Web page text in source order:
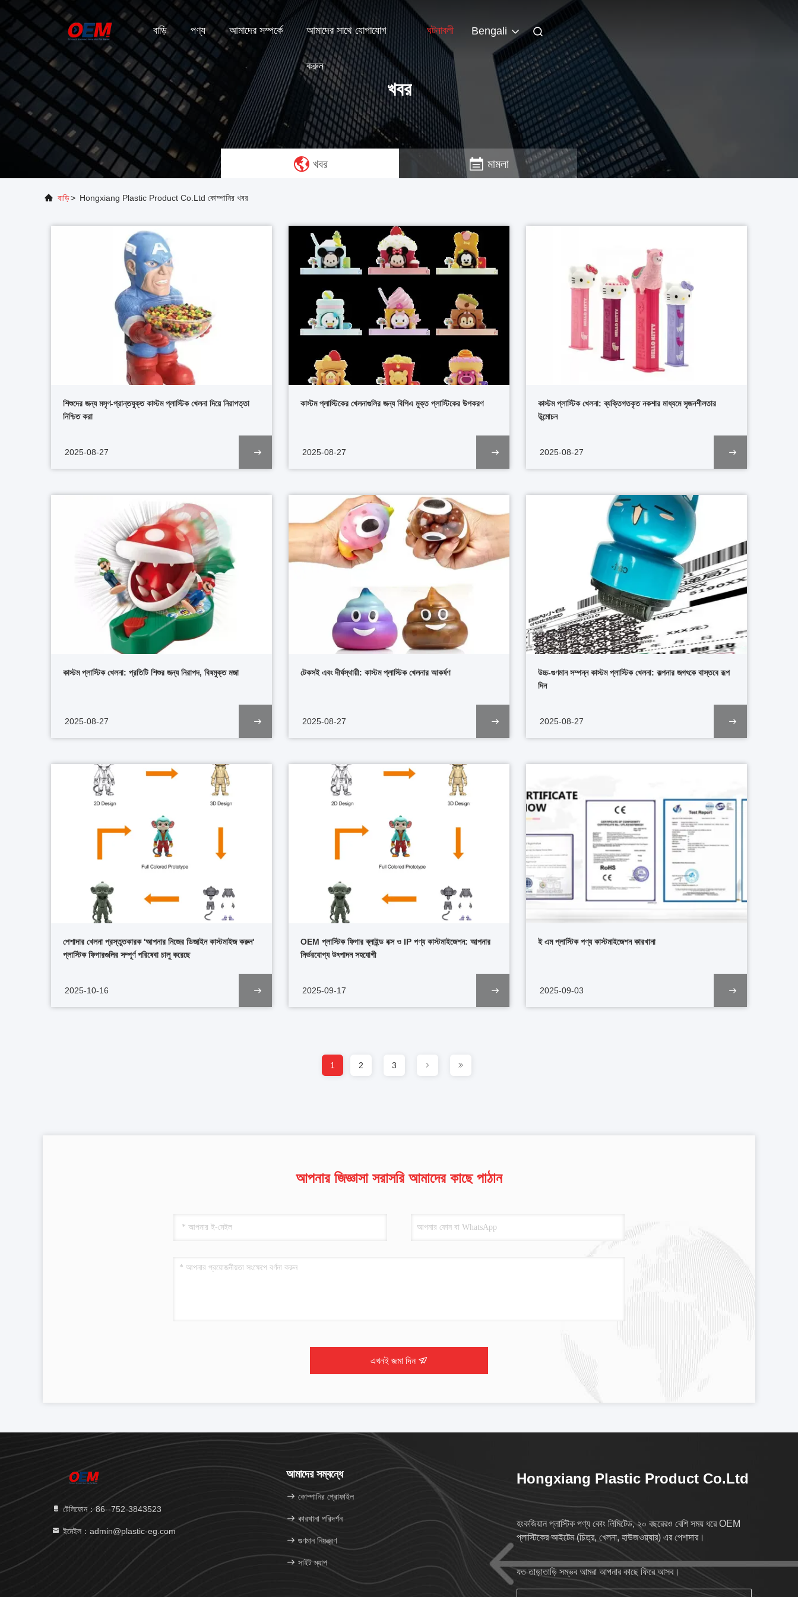
বাড়ি পণ্য আমাদের সম্পর্কে আমাদের সাথে যোগাযোগ
করুন
ঘটনাবলী Bengali
খবর
খবর মামলা
বাড়ি> Hongxiang Plastic Product Co.Ltd কোম্পানির খবর
শিশুদের জন্য মসৃণ-প্রান্তযুক্ত কাস্টম প্লাস্টিক খেলনা দিয়ে নিরাপত্তা
নিশ্চিত করা
2025-08-27
কাস্টম প্লাস্টিকের খেলনাগুলির জন্য বিপিএ মুক্ত প্লাস্টিকের উপকরণ
2025-08-27
কাস্টম প্লাস্টিক খেলনা: ব্যক্তিগতকৃত নকশার মাধ্যমে সৃজনশীলতার
উন্মোচন
2025-08-27
কাস্টম প্লাস্টিক খেলনা: প্রতিটি শিশুর জন্য নিরাপদ, বিষমুক্ত মজা
2025-08-27
টেকসই এবং দীর্ঘস্থায়ী: কাস্টম প্লাস্টিক খেলনার আকর্ষণ
2025-08-27
উচ্চ-গুণমান সম্পন্ন কাস্টম প্লাস্টিক খেলনা: কল্পনার জগৎকে বাস্তবে রূপ
দিন
2025-08-27
পেশাদার খেলনা প্রস্তুতকারক 'আপনার নিজের ডিজাইন কাস্টমাইজ করুন'
প্লাস্টিক ফিগারগুলির সম্পূর্ণ পরিষেবা চালু করেছে
2025-10-16
OEM প্লাস্টিক ফিগার ব্লাইন্ড বক্স ও IP পণ্য কাস্টমাইজেশন: আপনার
নির্ভরযোগ্য উৎপাদন সহযোগী
2025-09-17
ই এম প্লাস্টিক পণ্য কাস্টমাইজেশন কারখানা
2025-09-03
1 2 3
আপনার জিজ্ঞাসা সরাসরি আমাদের কাছে পাঠান
এখনই জমা দিন
টেলিফোন：86--752-3843523
ইমেইল：admin@plastic-eg.com
আমাদের সম্বন্ধে
কোম্পানির প্রোফাইল
কারখানা পরিদর্শন
গুণমান নিয়ন্ত্রণ
সাইট ম্যাপ
Hongxiang Plastic Product Co.Ltd
হংকজিয়ান প্লাস্টিক পণ্য কোং লিমিটেড, ২০ বছরেরও বেশি সময় ধরে OEM
প্লাস্টিকের আইটেম (চিত্র, খেলনা, হাউজওয়্যার) এর পেশাদার।
যত তাড়াতাড়ি সম্ভব আমরা আপনার কাছে ফিরে আসব।